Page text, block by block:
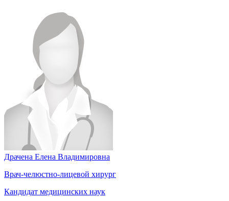
Драчена Елена Владимировна
Врач-челюстно-лицевой хирург
Кандидат медицинских наук